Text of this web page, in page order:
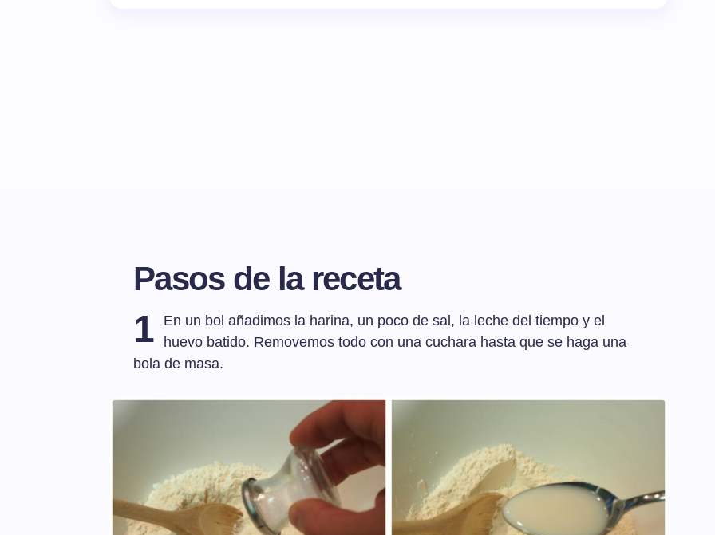
Pasos de la receta
1
En un bol añadimos la harina, un poco de sal, la leche del tiempo y el
huevo batido. Removemos todo con una cuchara hasta que se haga una
bola de masa.